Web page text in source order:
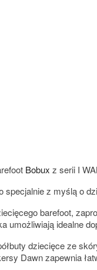
Bobux z serii I
specjalnie z myślą o
barefoot,
umożliwiają idealne
dziecięce ze
Dawn zapewnia